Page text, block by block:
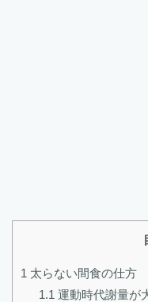
1 太らない間食の仕方
1.1 運動時代謝量が